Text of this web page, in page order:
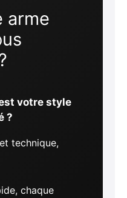
arme
votre style
?
technique,
chaque